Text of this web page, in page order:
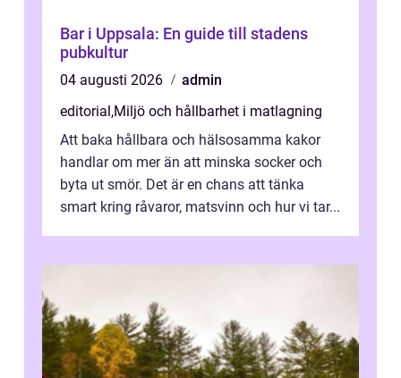
Bar i Uppsala: En guide till stadens
pubkultur
04 augusti 2026
admin
editorial ,Miljö och hållbarhet i matlagning
Att baka hållbara och hälsosamma kakor
handlar om mer än att minska socker och
byta ut smör. Det är en chans att tänka
smart kring råvaror, matsvinn och hur vi tar...